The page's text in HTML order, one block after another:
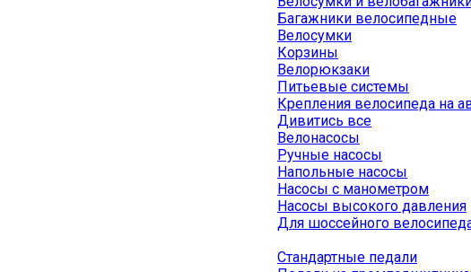
Багажники велосипедные
Велосумки
Корзины
Велорюкзаки
Питьевые системы
Крепления велосипеда на
Дивитись все
Велонасосы
Ручные насосы
Напольные насосы
Насосы с манометром
Насосы высокого давления
Для шоссейного
Стандартные педали